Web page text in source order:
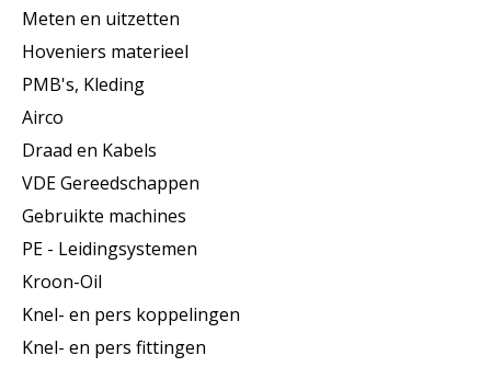
Meten en uitzetten
Hoveniers materieel
PMB's, Kleding
Airco
Draad en Kabels
VDE Gereedschappen
Gebruikte machines
PE - Leidingsystemen
Kroon-Oil
Knel- en pers koppelingen
Knel- en pers fittingen